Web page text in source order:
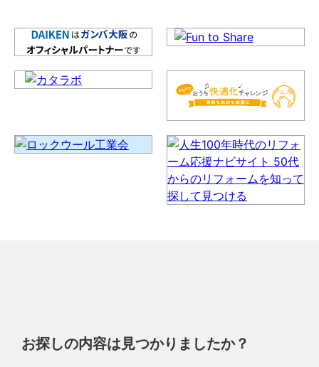
お探しの内容は見つかりましたか？